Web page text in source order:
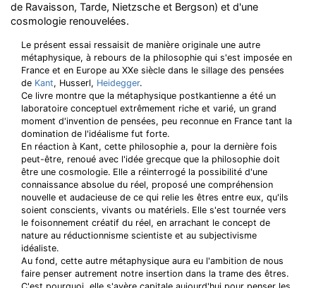
de Ravaisson, Tarde, Nietzsche et Bergson) et d'une
cosmologie renouvelées.
Le présent essai ressaisit de manière originale une autre
métaphysique, à rebours de la philosophie qui s'est imposée en
France et en Europe au XXe siècle dans le sillage des pensées
de Kant, Husserl, Heidegger.
Ce livre montre que la métaphysique postkantienne a été un
laboratoire conceptuel extrêmement riche et varié, un grand
moment d'invention de pensées, peu reconnue en France tant la
domination de l'idéalisme fut forte.
En réaction à Kant, cette philosophie a, pour la dernière fois
peut-être, renoué avec l'idée grecque que la philosophie doit
être une cosmologie. Elle a réinterrogé la possibilité d'une
connaissance absolue du réel, proposé une compréhension
nouvelle et audacieuse de ce qui relie les êtres entre eux, qu'ils
soient conscients, vivants ou matériels. Elle s'est tournée vers
le foisonnement créatif du réel, en arrachant le concept de
nature au réductionnisme scientiste et au subjectivisme
idéaliste.
Au fond, cette autre métaphysique aura eu l'ambition de nous
faire penser autrement notre insertion dans la trame des êtres.